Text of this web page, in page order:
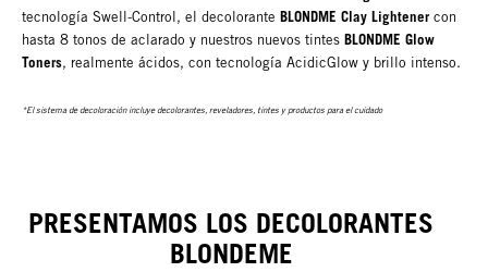
tecnología Swell-Control, el decolorante BLONDME Clay Lightener con
hasta 8 tonos de aclarado y nuestros nuevos tintes BLONDME Glow
Toners, realmente ácidos, con tecnología AcidicGlow y brillo intenso.
*El sistema de decoloración incluye decolorantes, reveladores, tintes y productos para el cuidado
PRESENTAMOS LOS DECOLORANTES
BLONDEME